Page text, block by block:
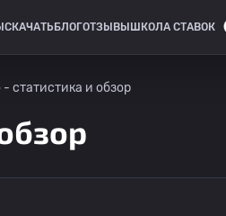
СКАЧАТЬ БЛОГОТЗЫВЫ ШКОЛА СТАВОК
статистика и обзор